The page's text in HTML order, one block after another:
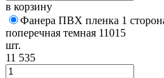
в корзину
Фанера ПВХ пленка 1
поперечная темная 11015
шт.
11 535